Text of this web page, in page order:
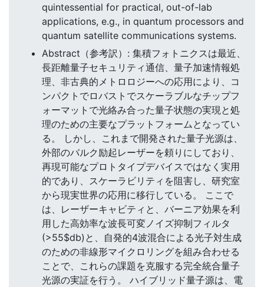
quintessential for practical, out-of-lab
applications, e.g., in quantum processors and
quantum satellite communications systems.
Abstract（参考訳）: 集積フォトニクスは最近、
長距離量子セキュリティ通信、量子加速情報処
理、非古典的メトロロジーへの応用により、コ
ンパクトでロバストでスケーラブルなチップフ
ォーマットで光絡み合った量子状態の実現と処
理のための主要なプラットフォームとなってい
る。 しかし、これまで開発された量子光源は、
外部のバルク励起レーザーを頼りにしており、
再現可能なプロトタイプデバイスではなく実用
的であり、スケーラビリティを阻害し、研究室
から現実世界の応用に移行している。 ここで
は、レーザーキャビティと、バーニア効果を利
用した高効率な波長可変ノイズ抑制フィルタ
(>55$db)と、自発的4波混合による光子対生成
のための非線形マイクロリングを組み合わせる
ことで、これらの課題を克服する完全統合量子
光源の実証を行う。 ハイブリッド量子源は、電